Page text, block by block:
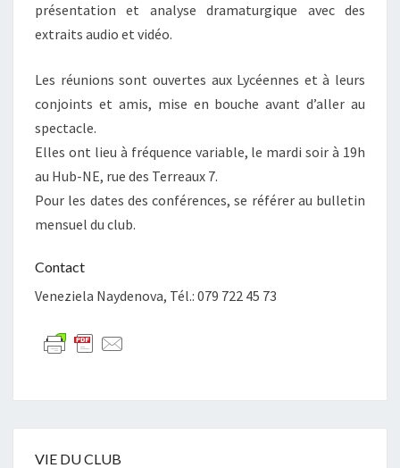
présentation et analyse dramaturgique avec des
extraits audio et vidéo.
Les réunions sont ouvertes aux Lycéennes et à leurs
conjoints et amis, mise en bouche avant d’aller au
spectacle.
Elles ont lieu à fréquence variable, le mardi soir à 19h
au Hub-NE, rue des Terreaux 7.
Pour les dates des conférences, se référer au bulletin
mensuel du club.
Contact
Veneziela Naydenova, Tél.: 079 722 45 73
VIE DU CLUB